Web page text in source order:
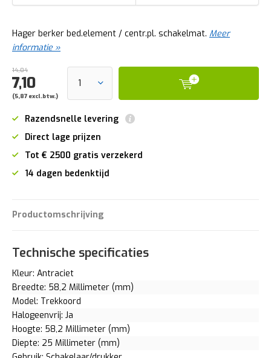
Hager berker bed.element / centr.pl. schakelmat. Meer
informatie »
14,04
7,10
(5,87 excl.btw.)
Razendsnelle levering
Direct lage prijzen
Tot € 2500 gratis verzekerd
14 dagen bedenktijd
Productomschrijving
Technische specificaties
Kleur: Antraciet
Breedte: 58,2 Millimeter (mm)
Model: Trekkoord
Halogeenvrij: Ja
Hoogte: 58,2 Millimeter (mm)
Diepte: 25 Millimeter (mm)